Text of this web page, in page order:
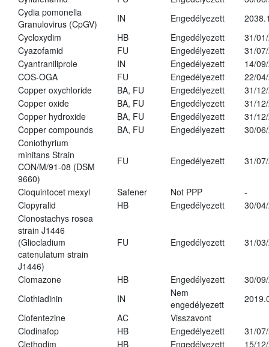
Cydia pomonella
Granulovirus (CpGV)
IN Engedélyezett
Cycloxydim
HB Engedélyezett
31/
Cyazofamid
FU Engedélyezett
31/
Cyantraniliprole
IN Engedélyezett
14/
COS-OGA
FU Engedélyezett
22/
Copper oxychloride
BA, FU Engedélyezett
31/
Copper oxide
BA, FU Engedélyezett
31/
Copper hydroxide
BA, FU Engedélyezett
31/
Copper compounds
BA, FU Engedélyezett
30/
Coniothyrium
minitans Strain
CON/M/91-08 (DSM
9660)
FU Engedélyezett 31/
Cloquintocet mexyl Safener Not PPP
-
Clopyralid
HB Engedélyezett
30/
Clonostachys rosea
strain J1446
(Gliocladium
catenulatum strain
J1446)
FU Engedélyezett 31/
Clomazone HB Engedélyezett
30/
Clothiadinin
IN
Nem
engedélyezett
Clofentezine
AC
Visszavont
Clodinafop
HB Engedélyezett
31/
Clethodim
HB Engedélyezett
15/